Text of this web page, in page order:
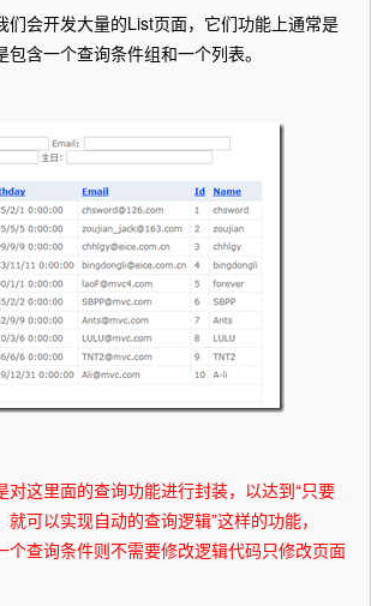
们会开发大量的List页面，它们功能上通常是
含一个查询条件组和一个列表。
对这里面的查询功能进行封装，以达到“只要
可以实现自动的查询逻辑”这样的功能，
个查询条件则不需要修改逻辑代码只修改页面